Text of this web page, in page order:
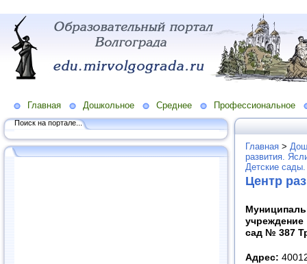
Главная Дошкольное Среднее Профессиональное
Поиск на портале...
Главная >
развития.
Детские
Центр
сад № 387
Адрес: